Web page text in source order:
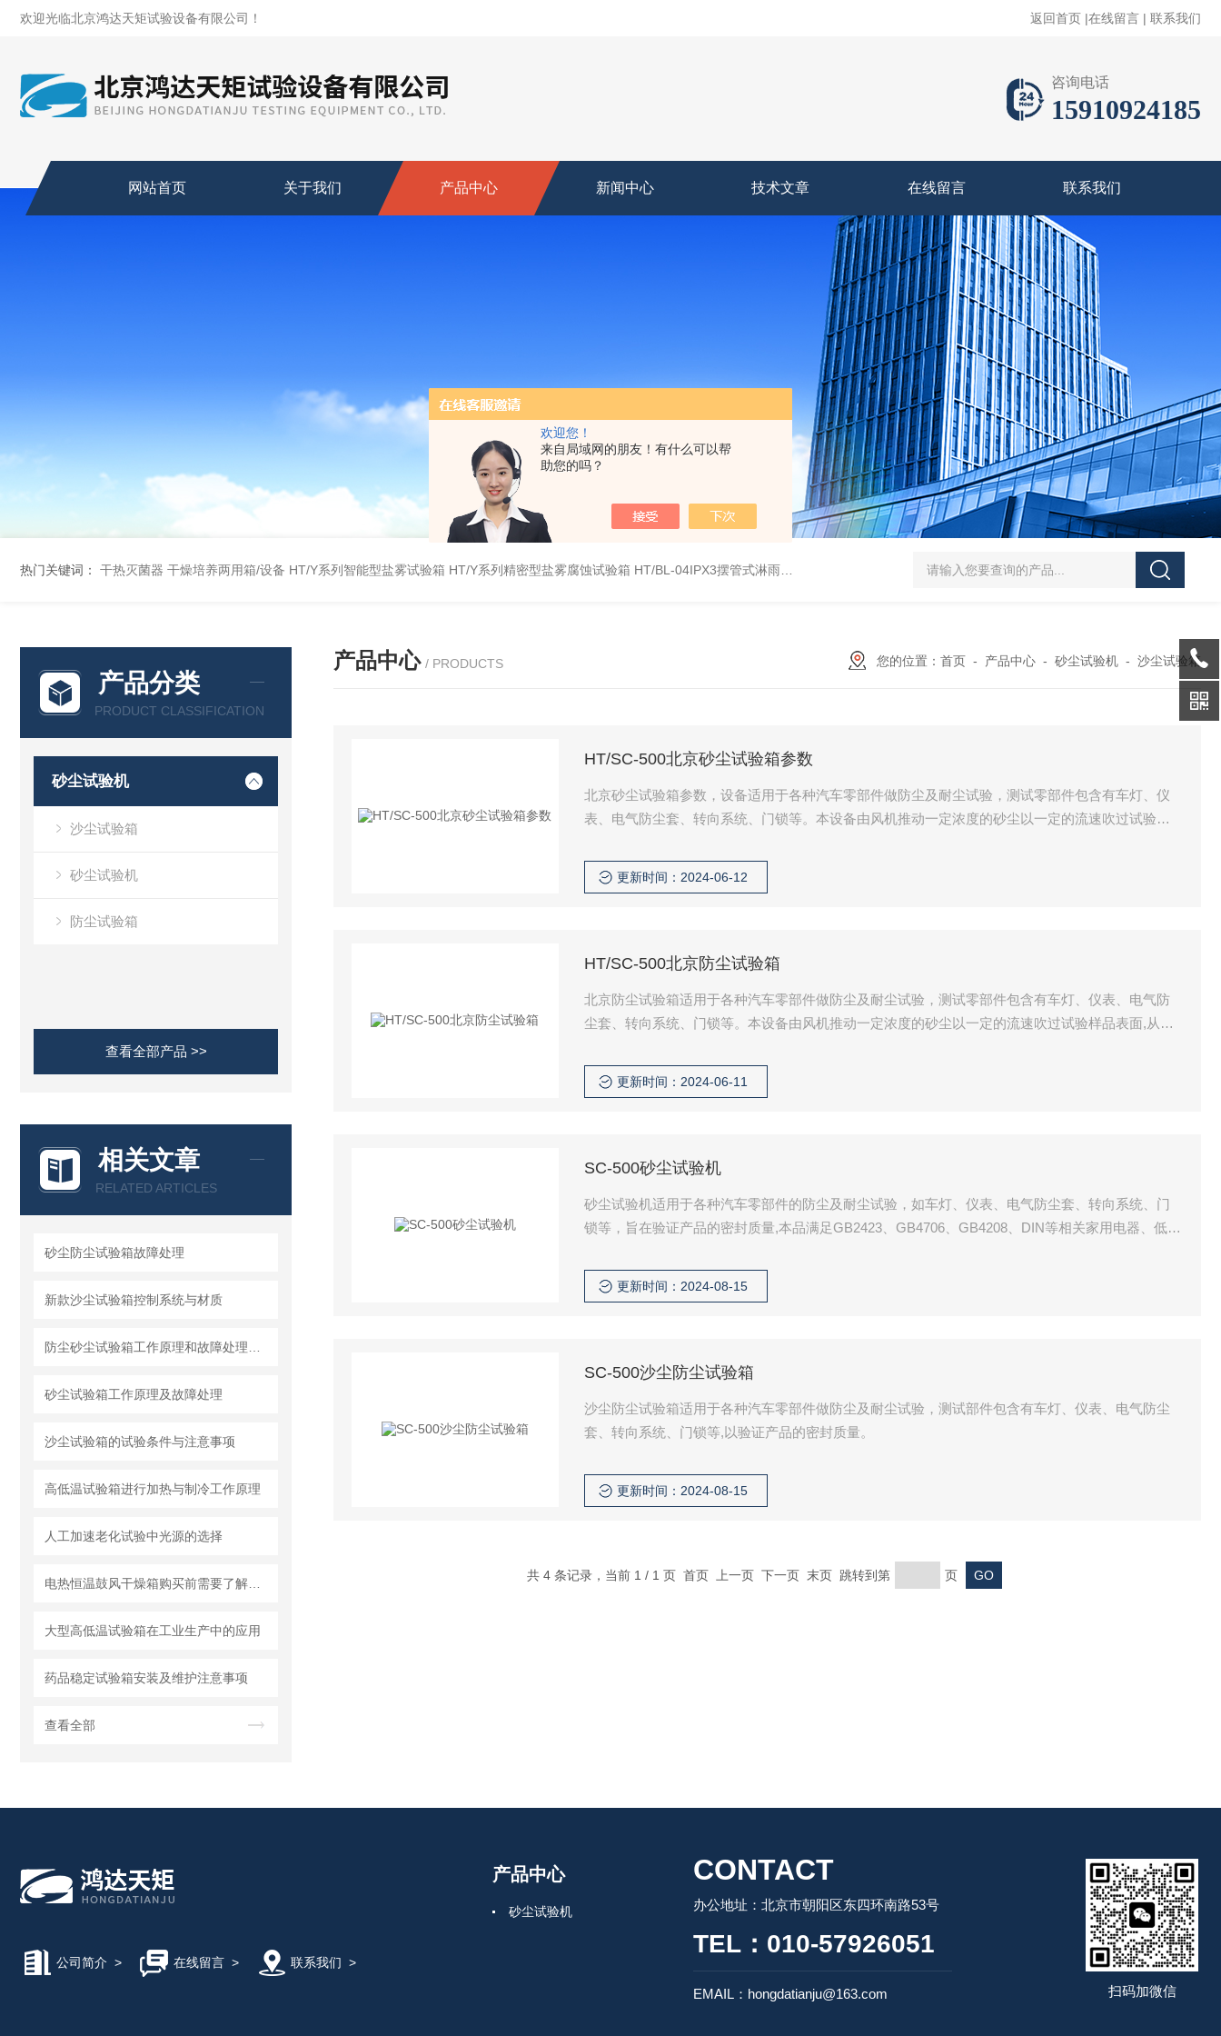
欢迎您！
来自局域网的朋友！有什么可以帮
助您的吗？
欢迎光临北京鸿达天矩试验设备有限公司！ 返回首页 |在线留言 | 联系我们
咨询电话
15910924185
网站首页 关于我们 产品中心 新闻中心 技术文章 在线留言 联系我们
热门关键词： 干热灭菌器 干燥培养两用箱/设备 HT/Y系列智能型盐雾试验箱 HT/Y系列精密型盐雾腐蚀试验箱 HT/BL-04IPX3摆管式淋雨试验机 HT/SC-800砂尘试验机厂家 HT/GDSJ-80天津小型高低温交变湿热试验
产品分类
PRODUCT CLASSIFICATION
砂尘试验机
沙尘试验箱
砂尘试验机
防尘试验箱
查看全部产品 >>
相关文章
RELATED ARTICLES
砂尘防尘试验箱故障处理
新款沙尘试验箱控制系统与材质
砂尘试验箱工作原理及故障处理
沙尘试验箱的试验条件与注意事项
高低温试验箱进行加热与制冷工作原理
人工加速老化试验中光源的选择
大型高低温试验箱在工业生产中的应用
药品稳定试验箱安装及维护注意事项
查看全部
产品中心 / PRODUCTS 您的位置： 首页 - 产品中心 - 砂尘试验机 - 沙尘试验箱
HT/SC-500北京砂尘试验箱参数
北京砂尘试验箱参数，设备适用于各种汽车零部件做防尘及耐尘试验，测试零部件包含有车灯、仪
表、电气防尘套、转向系统、门锁等。本设备由风机推动一定浓度的砂尘以一定的流速吹过试验样
的能力、防御砂砾的磨蚀或阻塞效应的能力及能否储存和运行的能力。
更新时间：2024-06-12
HT/SC-500北京防尘试验箱
北京防尘试验箱适用于各种汽车零部件做防尘及耐尘试验，测试零部件包含有车灯、仪表、电气防
尘套、转向系统、门锁等。本设备由风机推动一定浓度的砂尘以一定的流速吹过试验样品表面,从而
御砂砾的磨蚀或阻塞效应的能力及能否储存和运行的能力。
更新时间：2024-06-11
SC-500砂尘试验机
砂尘试验机适用于各种汽车零部件的防尘及耐尘试验，如车灯、仪表、电气防尘套、转向系统、门
锁等，旨在验证产品的密封质量,本品满足GB2423、GB4706、GB4208、DIN等相关家用电器、低压
更新时间：2024-08-15
SC-500沙尘防尘试验箱
沙尘防尘试验箱适用于各种汽车零部件做防尘及耐尘试验，测试部件包含有车灯、仪表、电气防尘
套、转向系统、门锁等,以验证产品的密封质量。
更新时间：2024-08-15
共 4 条记录，当前 1 / 1 页 首页 上一页 下一页 末页 跳转到第 页
公司简介 > 在线留言> 联系我们 >
产品中心
砂尘试验机
CONTACT
办公地址：北京市朝阳区东四环南路53号
TEL：010-57926051
EMAIL：hongdatianju@163.com 扫码加微信